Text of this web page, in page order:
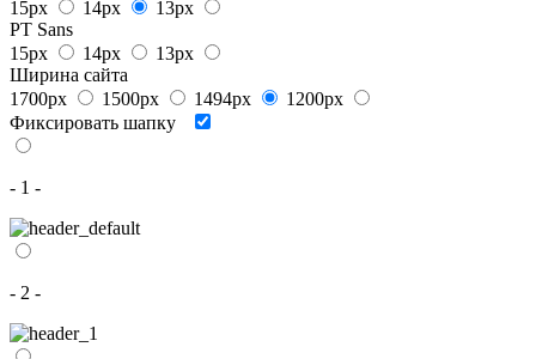
15px
14px
13px
PT Sans
15px
14px
13px
Ширина сайта
1700px
1500px 1494px
1200px
Фиксировать шапку
- 1 -
- 2 -